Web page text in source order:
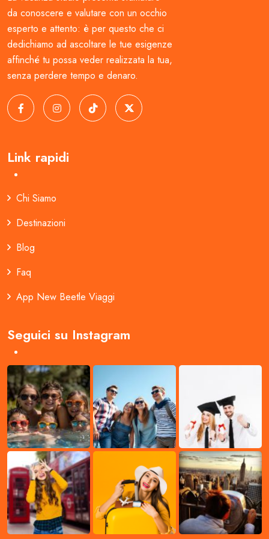
da conoscere e valutare con un occhio
esperto e attento: è per questo che ci
dedichiamo ad ascoltare le tue esigenze
affinché tu possa veder realizzata la tua,
senza perdere tempo e denaro.
Link rapidi
Chi Siamo
Destinazioni
Blog
Faq
App New Beetle Viaggi
Seguici su Instagram